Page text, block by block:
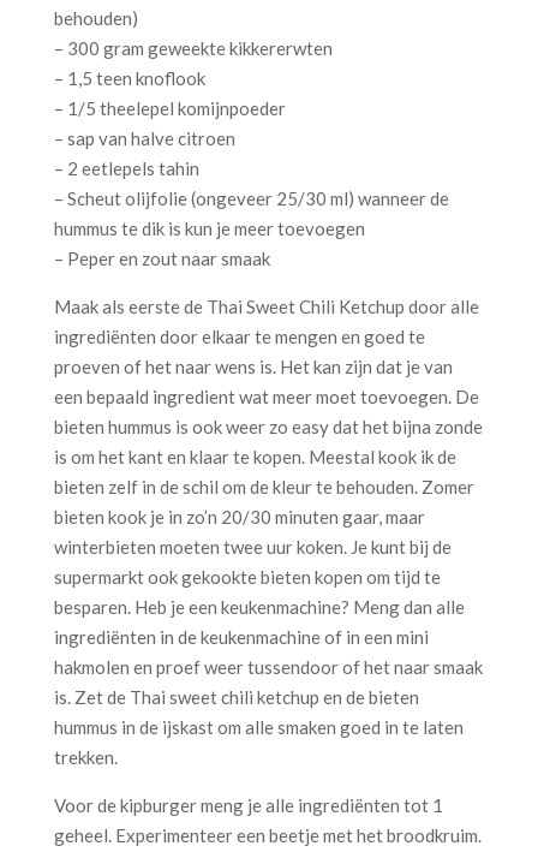
behouden)
– 300 gram geweekte kikkererwten
– 1,5 teen knoflook
– 1/5 theelepel komijnpoeder
– sap van halve citroen
– 2 eetlepels tahin
– Scheut olijfolie (ongeveer 25/30 ml) wanneer de
hummus te dik is kun je meer toevoegen
– Peper en zout naar smaak
Maak als eerste de Thai Sweet Chili Ketchup door alle
ingrediënten door elkaar te mengen en goed te
proeven of het naar wens is. Het kan zijn dat je van
een bepaald ingredient wat meer moet toevoegen. De
bieten hummus is ook weer zo easy dat het bijna zonde
is om het kant en klaar te kopen. Meestal kook ik de
bieten zelf in de schil om de kleur te behouden. Zomer
bieten kook je in zo’n 20/30 minuten gaar, maar
winterbieten moeten twee uur koken. Je kunt bij de
supermarkt ook gekookte bieten kopen om tijd te
besparen. Heb je een keukenmachine? Meng dan alle
ingrediënten in de keukenmachine of in een mini
hakmolen en proef weer tussendoor of het naar smaak
is. Zet de Thai sweet chili ketchup en de bieten
hummus in de ijskast om alle smaken goed in te laten
trekken.
Voor de kipburger meng je alle ingrediënten tot 1
geheel. Experimenteer een beetje met het broodkruim.